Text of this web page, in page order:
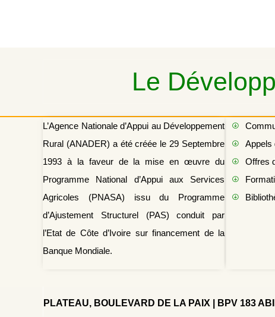
Le
L’Agence Nationale d’Appui au Développement
Rural (ANADER) a été créée le 29 Septembre
1993 à la faveur de la mise en œuvre du
Programme National d’Appui aux Services
Agricoles (PNASA) issu du Programme
d’Ajustement Structurel (PAS) conduit par
l’Etat de Côte d’Ivoire sur financement de la
Banque Mondiale.
Appels
Offres
PLATEAU, BOULEVARD DE LA PAIX | BPV 183